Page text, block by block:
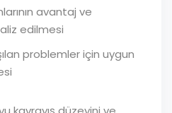
avantaj ve
edilmesi
problemler için uygun